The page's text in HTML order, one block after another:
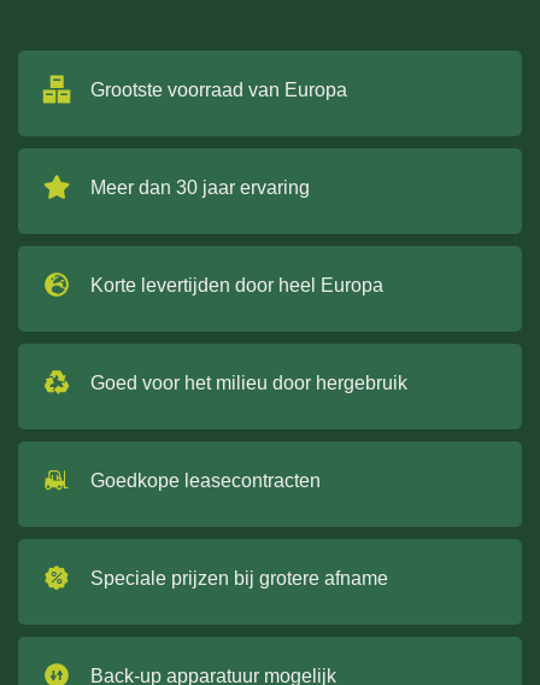
Grootste voorraad van Europa
Meer dan 30 jaar ervaring
Korte levertijden door heel Europa
Goed voor het milieu door hergebruik
Goedkope leasecontracten
Speciale prijzen bij grotere afname
Back-up apparatuur mogelijk